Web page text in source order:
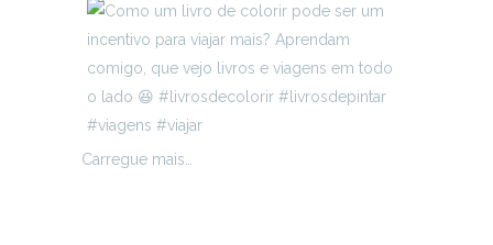
Carregue mais…